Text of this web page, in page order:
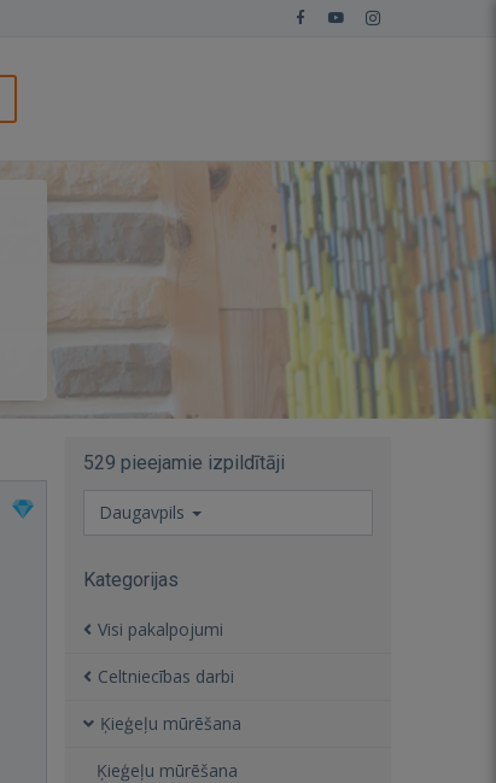
529 pieejamie izpildītāji
Daugavpils
Kategorijas
Visi pakalpojumi
Celtniecības darbi
Ķieģeļu mūrēšana
Ķieģeļu mūrēšana